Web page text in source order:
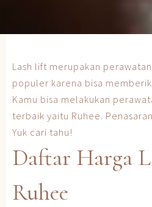
Lash lift merupakan
populer karena bisa
Kamu bisa melakukan
terbaik yaitu Ruhee.
Yuk cari tahu!
Daftar Harga
Ruhee